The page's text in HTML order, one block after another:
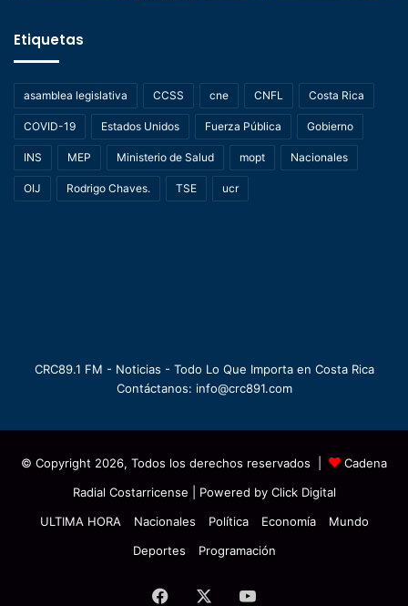
Etiquetas
asamblea legislativa CCSS cne CNFL Costa Rica
COVID-19 Estados Unidos Fuerza Pública Gobierno
INS MEP Ministerio de Salud mopt Nacionales
OIJ Rodrigo Chaves. TSE ucr
CRC89.1 FM - Noticias - Todo Lo Que Importa en Costa Rica
Contáctanos: info@crc891.com
© Copyright 2026, Todos los derechos reservados |
Cadena
Radial Costarricense | Powered by Click Digital
ULTIMA HORA
Nacionales Política Economía
Mundo
Deportes
Programación
Facebook YouTube